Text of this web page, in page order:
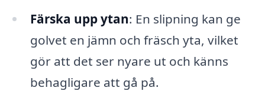
Färska upp ytan: En slipning kan ge
golvet en jämn och fräsch yta, vilket
gör att det ser nyare ut och känns
behagligare att gå på.